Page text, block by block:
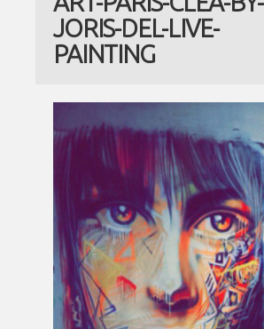
JORIS-DEL-LIVE-
PAINTING